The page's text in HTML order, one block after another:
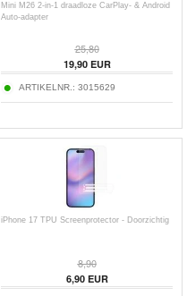
Mini M26 2-in-1 draadloze CarPlay- & Android
Auto-adapter
25,80
19,90EUR
ARTIKELNR.: 3015629
iPhone 17 TPU Screenprotector - Doorzichtig
8,90
6,90EUR